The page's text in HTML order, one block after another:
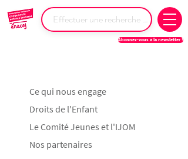
Abonnez-vous à la newsletter !
Ce qui nous engage
Droits de l'Enfant
Le Comité Jeunes et l'IJOM
Nos partenaires